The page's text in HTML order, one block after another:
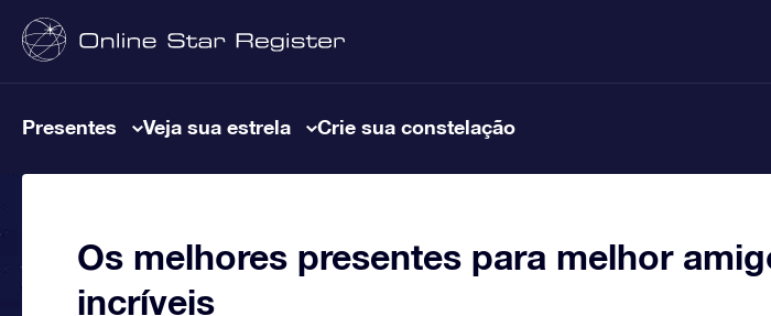
Presentes Veja sua estrela Crie sua constelação
Os melhores presentes para melhor
incríveis